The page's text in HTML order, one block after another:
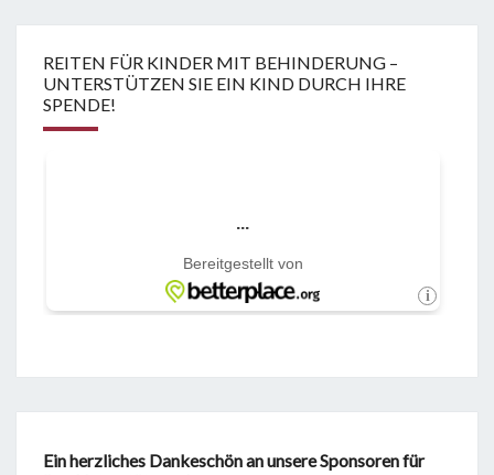
REITEN FÜR KINDER MIT BEHINDERUNG –
UNTERSTÜTZEN SIE EIN KIND DURCH IHRE
SPENDE!
Ein herzliches Dankeschön an unsere Sponsoren für